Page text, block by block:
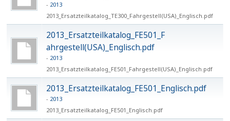
2013
2013_Ersatzteilkatalog_TE300_F​ahrgestell(USA)_Englisch.pdf
2013_Ersatzteilkatalog_FE501_F​
ahrgestell(USA)_Englisch.pdf
2013
2013_Ersatzteilkatalog_FE501_F​ahrgestell(USA)_Englisch.pdf
2013_Ersatzteilkatalog_FE501_E​nglisch.pdf
2013
2013_Ersatzteilkatalog_FE501_E​nglisch.pdf